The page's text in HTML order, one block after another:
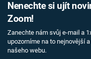
Nenechte si ujít
Zoom!
Zanechte nám svůj e-mail a
upozorníme na to nejnovější
našeho webu.